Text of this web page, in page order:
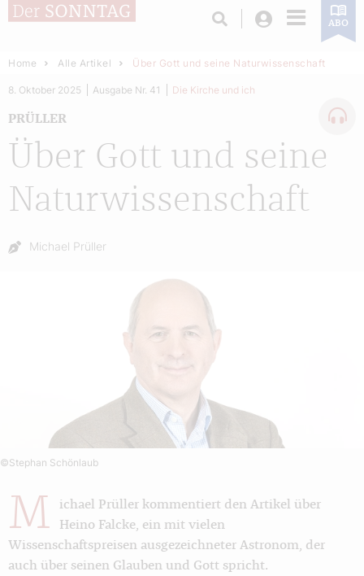
Login ABO
Home Alle Artikel Über Gott und seine Naturwissenschaft
Über Gott und seine
Naturwissenschaft
PRÜLLER
8. Oktober 2025 Ausgabe Nr. 41 Die Kirche und ich
Autor:
Michael Prüller
©Stephan Schönlaub
M
ichael Prüller kommentiert den Artikel über
Heino Falcke, ein mit vielen
Wissenschaftspreisen ausgezeichneter Astronom, der
auch über seinen Glauben und Gott spricht.